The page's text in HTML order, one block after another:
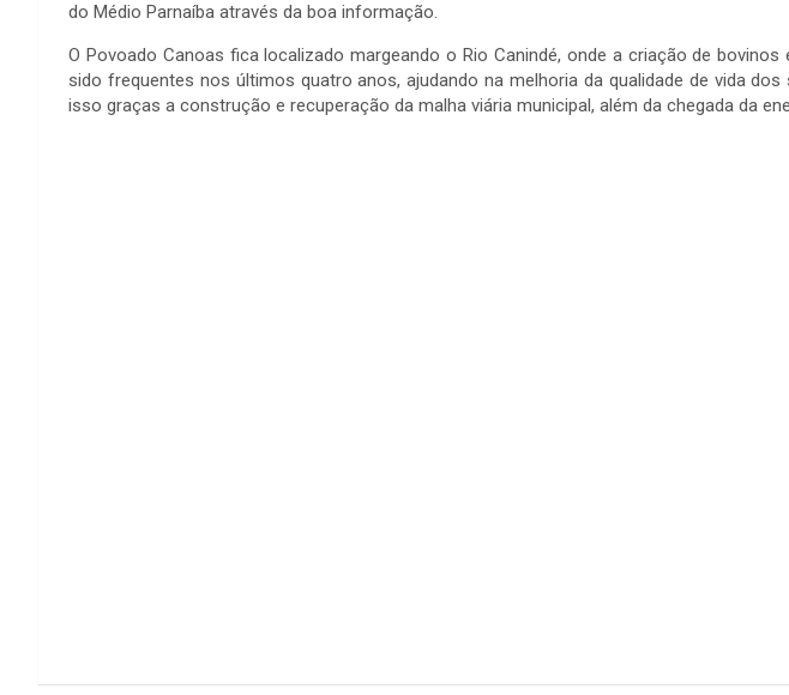
do Médio Parnaíba através da boa informação.
O Povoado Canoas fica localizado margeando o Rio Canindé, onde a criação de
sido frequentes nos últimos quatro anos, ajudando na melhoria da qualidade de vida
isso graças a construção e recuperação da malha viária municipal, além da chegada da